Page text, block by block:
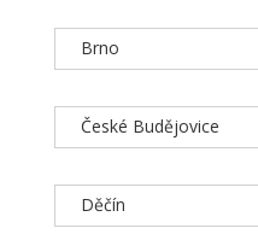
Brno
České Budějovice
Děčín